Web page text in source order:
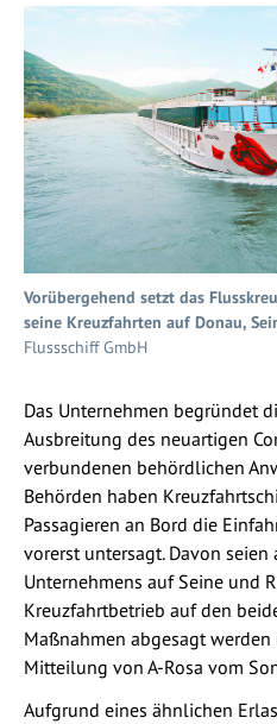
Vorübergehend setzt das
seine Kreuzfahrten auf Donau,
Flussschiff GmbH
Das Unternehmen begründet
Ausbreitung des neuartigen
verbundenen behördlichen
Behörden haben
Passagieren an Bord die
vorerst untersagt. Davon seien
Unternehmens auf Seine und
Kreuzfahrtbetrieb auf den
Maßnahmen abgesagt
Mitteilung von A-Rosa vom
Aufgrund eines ähnlichen